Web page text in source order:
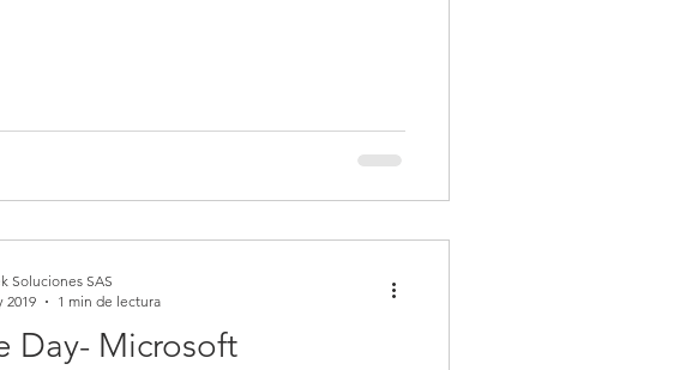
Day- Microsoft
Soluciones SAS
2019
1 min de lectura